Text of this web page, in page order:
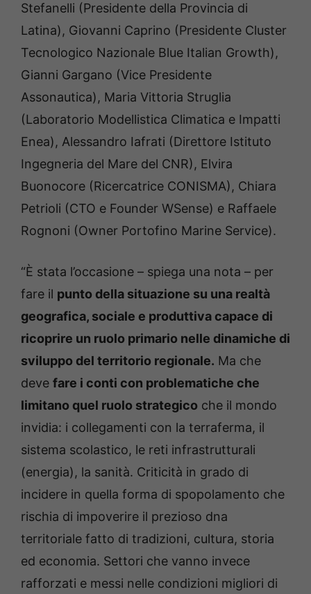
Stefanelli (Presidente della Provincia di
Latina), Giovanni Caprino (Presidente Cluster
Tecnologico Nazionale Blue Italian Growth),
Gianni Gargano (Vice Presidente
Assonautica), Maria Vittoria Struglia
(Laboratorio Modellistica Climatica e Impatti
Enea), Alessandro Iafrati (Direttore Istituto
Ingegneria del Mare del CNR), Elvira
Buonocore (Ricercatrice CONISMA), Chiara
Petrioli (CTO e Founder WSense) e Raffaele
Rognoni (Owner Portofino Marine Service).
“È stata l’occasione – spiega una nota – per
fare il punto della situazione su una realtà
geografica, sociale e produttiva capace di
ricoprire un ruolo primario nelle dinamiche di
sviluppo del territorio regionale. Ma che
deve fare i conti con problematiche che
limitano quel ruolo strategico che il mondo
invidia: i collegamenti con la terraferma, il
sistema scolastico, le reti infrastrutturali
(energia), la sanità. Criticità in grado di
incidere in quella forma di spopolamento che
rischia di impoverire il prezioso dna
territoriale fatto di tradizioni, cultura, storia
ed economia. Settori che vanno invece
rafforzati e messi nelle condizioni migliori di